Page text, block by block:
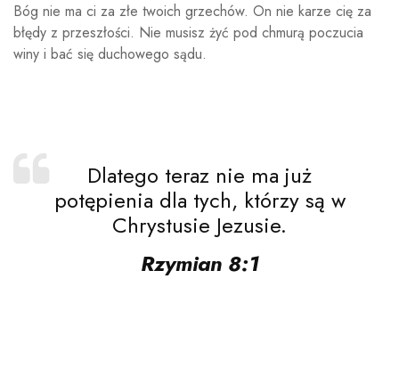
Bóg nie ma ci za złe twoich grzechów. On nie karze cię za
błędy z przeszłości. Nie musisz żyć pod chmurą poczucia
winy i bać się duchowego sądu.
Dlatego teraz nie ma już
potępienia dla tych, którzy są w
Chrystusie Jezusie.
Rzymian 8:1